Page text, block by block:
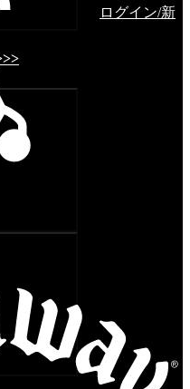
ログイン/新